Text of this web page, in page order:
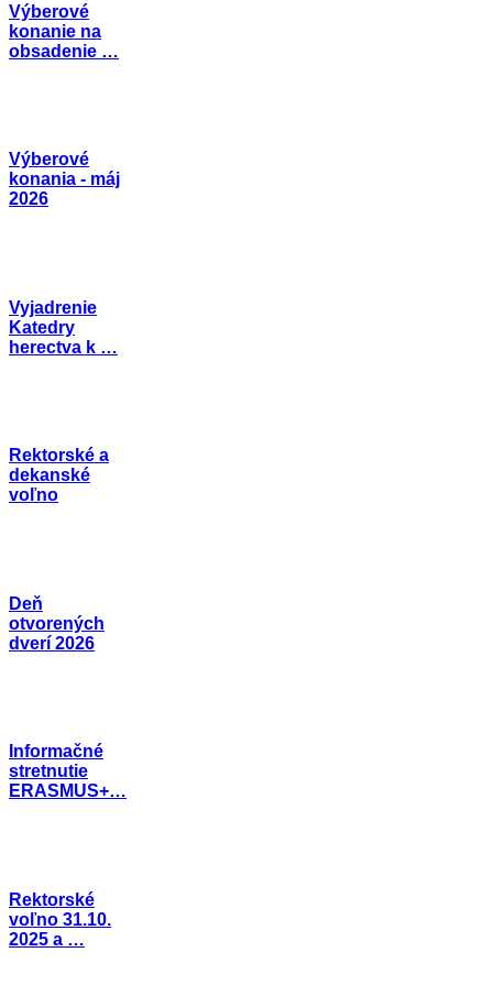
Výberové
konanie na
obsadenie …
Výberové
konania - máj
2026
Vyjadrenie
Katedry
herectva k …
Rektorské a
dekanské
voľno
Deň
otvorených
dverí 2026
Informačné
stretnutie
ERASMUS+…
Rektorské
voľno 31.10.
2025 a …